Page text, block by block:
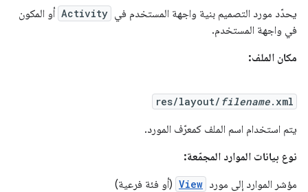
يحدّد مورد التصميم بنية واجهة المستخدم في Activity أو المكون
في واجهة المستخدم.
مكان الملف:
res/layout/ filename.xml
يتم استخدام اسم الملف كمعرّف المورد.
نوع بيانات الموارد المجمّعة:
مؤشر الموارد إلى مورد View (أو فئة فرعية)